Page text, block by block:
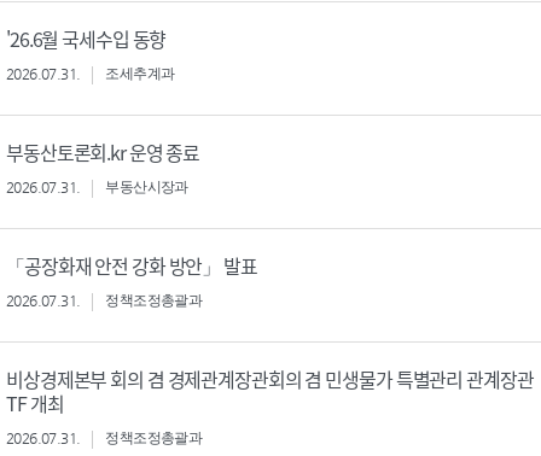
'26.6월 국세수입 동향
2026.07.31. 조세추계과
부동산토론회.kr 운영 종료
2026.07.31. 부동산시장과
「공장화재 안전 강화 방안」 발표
2026.07.31. 정책조정총괄과
비상경제본부 회의 겸 경제관계장관회의 겸 민생물가 특별관리 관계장관
TF 개최
2026.07.31. 정책조정총괄과